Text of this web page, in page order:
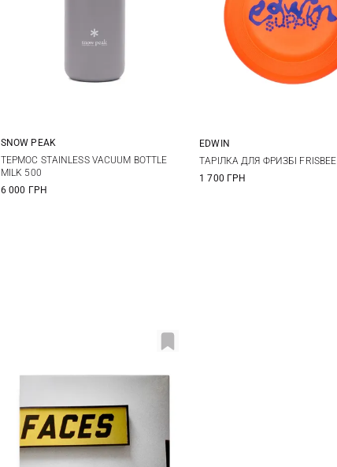
One Size
SNOW PEAK
ТЕРМОС STAINLESS VACUUM BOTTLE
MILK 500
6 000 ГРН
One Size
EDWIN
ТАРІЛКА ДЛЯ ФРИЗБІ FRISBEE
1 700 ГРН